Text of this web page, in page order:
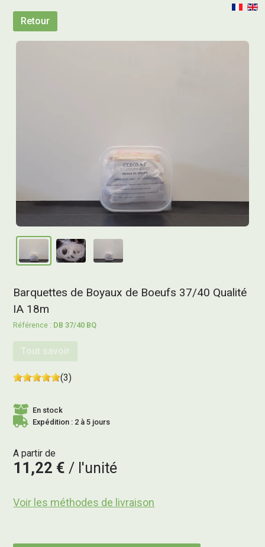
Retour
Barquettes de Boyaux de Boeufs 37/40 Qualité
IA 18m
DB 37/40 BQ
Tout savoir
(3)
En stock
Expédition : 2 à 5 jours
A partir de
11,22 € l'unité
Voir les méthodes de livraison